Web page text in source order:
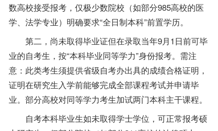
数高校接受报考，仅极少数院校（如部分985高校的医
学、法学专业）明确要求“全日制本科”前置学历。
第二，尚未取得毕业证但在录取当年9月1日前可毕
业的自考生，按“本科毕业同等学力”身份报考。需注
意：此类考生须提供省级自考办出具的成绩合格证明，
证明在研究生入学前能够完成全部课程考试并申请毕
业。部分高校对同等学力考生加试两门本科主干课程。
自考本科毕业生如未取得学士学位，可正常报考硕